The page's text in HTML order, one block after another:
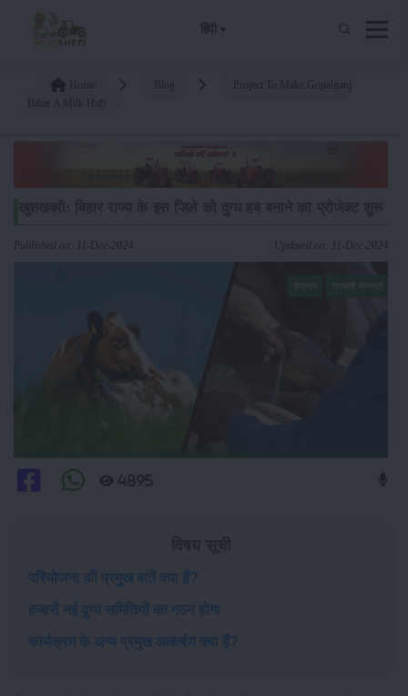
हिंदी
Published on: 11-Dec-2024 Updated on: 11-Dec-2024
4895
परियोजना की प्रमुख बातें क्या हैं?
हजारों नई दुग्ध समितियों का गठन होगा
कार्यक्रम के अन्य प्रमुख आकर्षण क्या हैं?